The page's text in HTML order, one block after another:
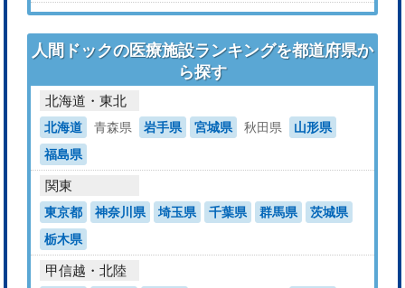
人間ドックの医療施設ランキングを都道府県か
ら探す
北海道・東北
北海道 青森県 岩手県 宮城県 秋田県
山形県
福島県
関東
東京都 神奈川県 埼玉県 千葉県 群馬県
茨城県
栃木県
甲信越・北陸